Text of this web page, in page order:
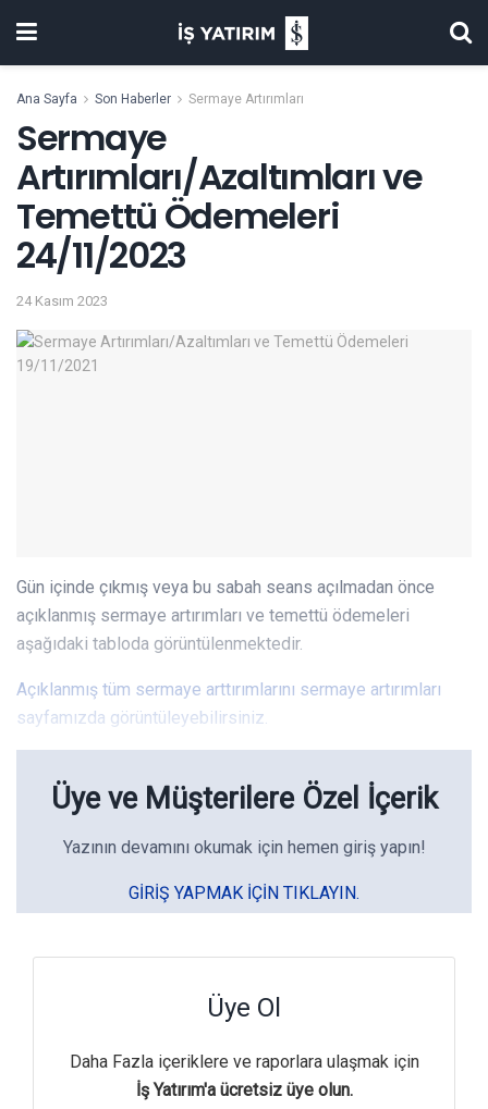
Ana Sayfa Son Haberler Sermaye Artırımları
Sermaye
Artırımları/Azaltımları ve
Temettü Ödemeleri
24/11/2023
24 Kasım 2023
Gün içinde çıkmış veya bu sabah seans açılmadan önce
açıklanmış sermaye artırımları ve temettü ödemeleri
aşağıdaki tabloda görüntülenmektedir.
Açıklanmış tüm sermaye arttırımlarını sermaye artırımları
sayfamızda görüntüleyebilirsiniz.
Üye ve Müşterilere Özel İçerik
Yazının devamını okumak için hemen giriş yapın!
GIRIŞ YAPMAK IÇIN TIKLAYIN.
Üye Ol
Daha Fazla içeriklere ve raporlara ulaşmak için
İş Yatırım'a ücretsiz üye olun.